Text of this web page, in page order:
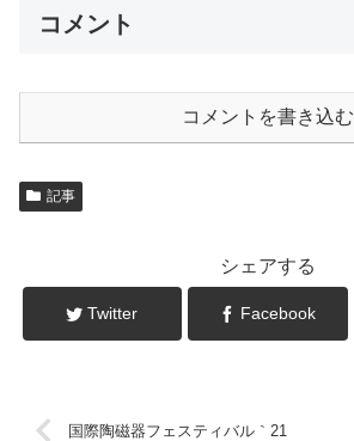
コメント
コメントを書き込む
記事
シェアする
Twitter Facebook
国際陶磁器フェスティバル｀21